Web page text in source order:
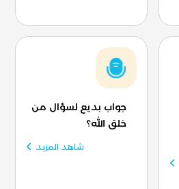
جواب بديع لسؤال من
خلق الله؟
شاهد المزيد